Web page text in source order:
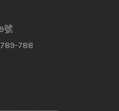
號
788